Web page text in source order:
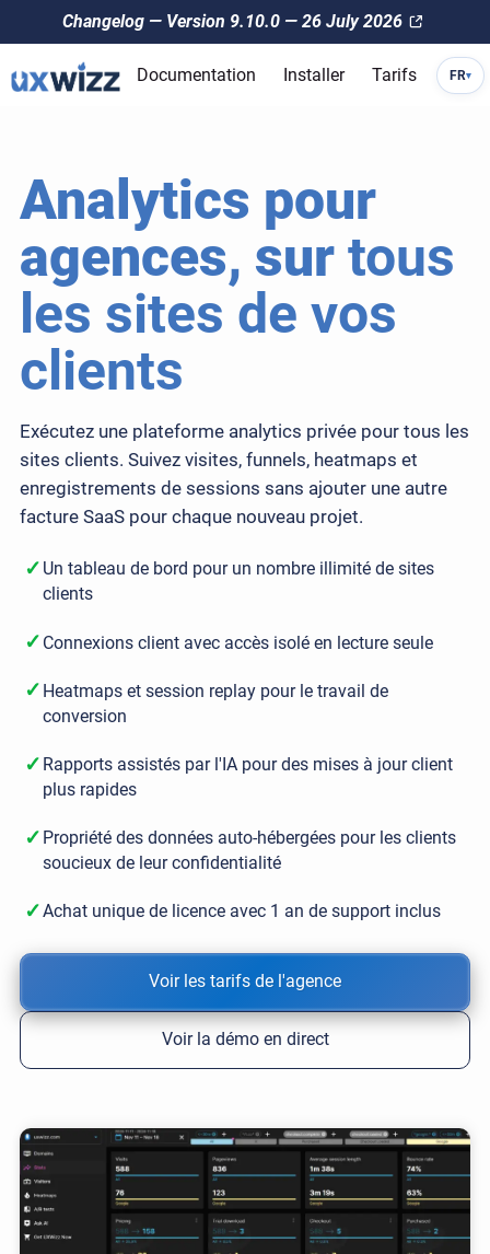
Changelog — Version 9.10.0 — 26 July 2026
Documentation Installer Tarifs FR▾
Analytics pour
agences, sur tous
les sites de vos
clients
Exécutez une plateforme analytics privée pour tous les
sites clients. Suivez visites, funnels, heatmaps et
enregistrements de sessions sans ajouter une autre
facture SaaS pour chaque nouveau projet.
✓ Un tableau de bord pour un nombre illimité de sites
clients
✓ Connexions client avec accès isolé en lecture seule
✓ Heatmaps et session replay pour le travail de
conversion
✓ Rapports assistés par l'IA pour des mises à jour client
plus rapides
✓ Propriété des données auto-hébergées pour les clients
soucieux de leur confidentialité
✓Achat unique de licence avec 1 an de support inclus
Voir les tarifs de l'agence
Voir la démo en direct